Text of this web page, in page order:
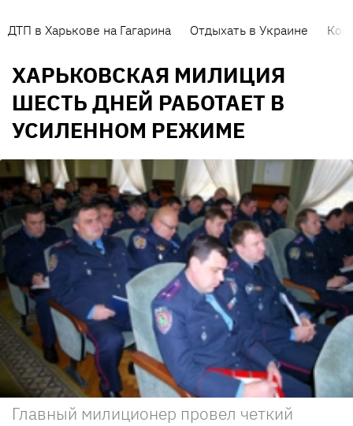
ДТП в Харькове на Гагарина Отдыхать в Украине
ХАРЬКОВСКАЯ МИЛИЦИЯ
ШЕСТЬ ДНЕЙ РАБОТАЕТ В
УСИЛЕННОМ РЕЖИМЕ
Главный милиционер провел четкий